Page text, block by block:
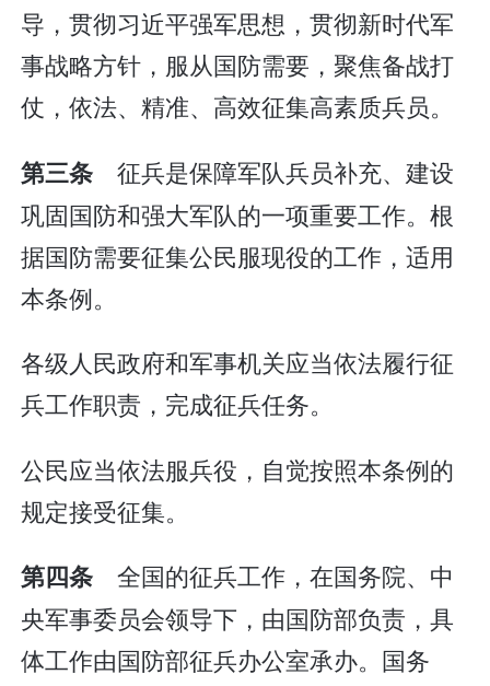
导，贯彻习近平强军思想，贯彻新时代军
事战略方针，服从国防需要，聚焦备战打
仗，依法、精准、高效征集高素质兵员。
第三条 征兵是保障军队兵员补充、建设
巩固国防和强大军队的一项重要工作。根
据国防需要征集公民服现役的工作，适用
本条例。
各级人民政府和军事机关应当依法履行征
兵工作职责，完成征兵任务。
公民应当依法服兵役，自觉按照本条例的
规定接受征集。
第四条 全国的征兵工作，在国务院、中
央军事委员会领导下，由国防部负责，具
体工作由国防部征兵办公室承办。国务